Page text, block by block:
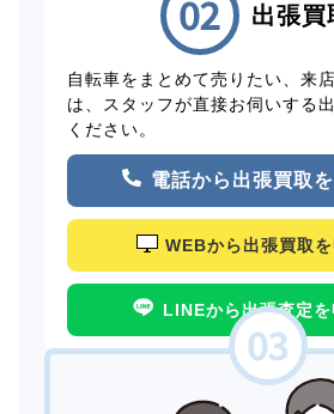
出張買
自転車をまとめて売りたい、来
は、スタッフが直接お伺いする
ください。
電話から出張買取
WEBから出張買取
LINEから出張査定